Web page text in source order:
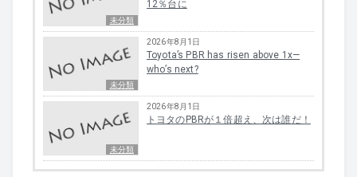
未分類
12％台に
未分類
2026年8月1日
Toyota’s PBR has risen above 1x—
who’s next?
未分類
2026年8月1日
トヨタのPBRが１倍超え、次は誰だ！